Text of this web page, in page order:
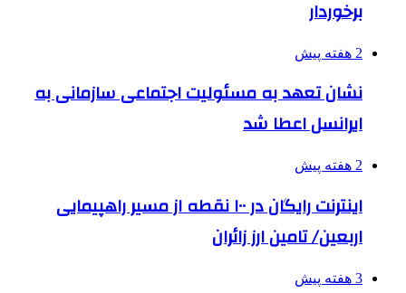
برخوردار
2 هفته پیش
نشان تعهد به مسئولیت اجتماعی سازمانی به
ایرانسل اعطا شد
2 هفته پیش
اینترنت رایگان در ۱۰۰ نقطه از مسیر راهپیمایی
اربعین/ تامین ارز زائران
3 هفته پیش